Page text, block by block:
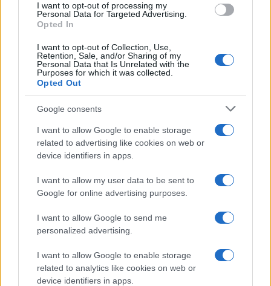
I want to opt-out of processing my
Personal Data for Targeted Advertising.
Opted In
I want to opt-out of Collection, Use,
Retention, Sale, and/or Sharing of my
Personal Data that Is Unrelated with the
Purposes for which it was collected.
Opted Out
Google consents
I want to allow Google to enable storage
related to advertising like cookies on web or
device identifiers in apps.
I want to allow my user data to be sent to
Google for online advertising purposes.
I want to allow Google to send me
personalized advertising.
I want to allow Google to enable storage
related to analytics like cookies on web or
device identifiers in apps.
Continua a leggere
LIFESTYLE